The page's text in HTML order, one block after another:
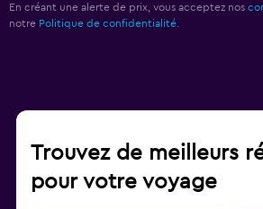
En créant une alerte de prix, vous acceptez nos
notre Politique de confidentialité.
Trouvez de meilleurs
pour votre voyage